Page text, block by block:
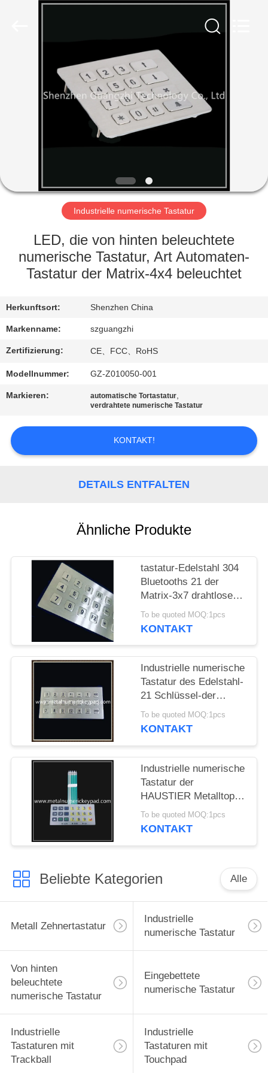
PRODUKTE
FABRIK-
AUSFLUG
QUALITÄTSKONTROLLE
SIE
MIT
UNS
IN
VERBINDUNG
FORDERN
SIE
PRIVACY
POLICY
Industrielle numerische Tastatur
LED, die von hinten beleuchtete
numerische Tastatur, Art Automaten-
Tastatur der Matrix-4x4 beleuchtet
Herkunftsort: Shenzhen China
Markenname: szguangzhi
Zertifizierung: CE、FCC、RoHS
Modellnummer: GZ-Z010050-001
Markieren: automatische Tortastatur,
verdrahtete numerische Tastatur
KONTAKT!
DETAILS ENTFALTEN
Ähnliche Produkte
tastatur-Edelstahl 304
Bluetooths 21 der
Matrix-3x7 drahtlose
Schlüssel
To be quoted MOQ:1pcs
KONTAKT
Industrielle numerische
Tastatur des Edelstahl-
21 Schlüssel-der
Matrix-3x7
To be quoted MOQ:1pcs
KONTAKT
Industrielle numerische
Tastatur der
HAUSTIER Metalltopf-
Film-Membran-2.0mm
To be quoted MOQ:1pcs
KONTAKT
Beliebte Kategorien Alle
Metall Zehnertastatur
Industrielle
numerische Tastatur
Von hinten
beleuchtete
numerische Tastatur
Eingebettete
numerische Tastatur
Industrielle
Tastaturen mit
Trackball
Industrielle
Tastaturen mit
Touchpad